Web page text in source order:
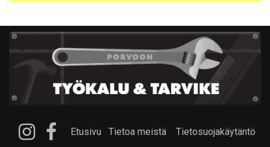
Etusivu Tietoa meistä Tietosuojakäytäntö